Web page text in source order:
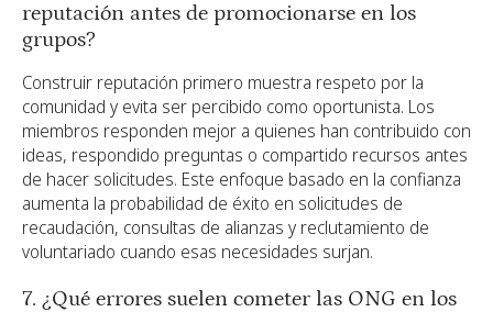
reputación antes de promocionarse en los
grupos?
Construir reputación primero muestra respeto por la
comunidad y evita ser percibido como oportunista. Los
miembros responden mejor a quienes han contribuido con
ideas, respondido preguntas o compartido recursos antes
de hacer solicitudes. Este enfoque basado en la confianza
aumenta la probabilidad de éxito en solicitudes de
recaudación, consultas de alianzas y reclutamiento de
voluntariado cuando esas necesidades surjan.
7. ¿Qué errores suelen cometer las ONG en los